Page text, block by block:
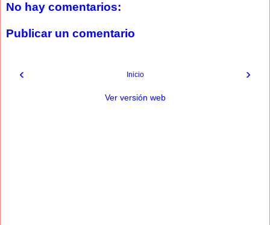
No hay comentarios:
Publicar un comentario
‹ ›
Inicio
Ver versión web